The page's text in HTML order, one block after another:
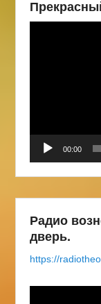
00:00
Радио
дверь.
https://